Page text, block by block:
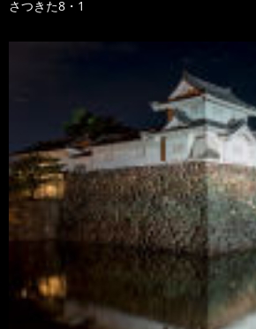
さつきた8・1